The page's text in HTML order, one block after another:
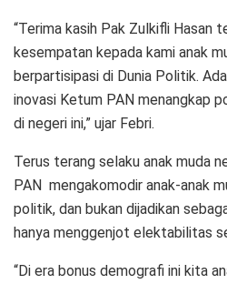
“Terima kasih Pak Zulkifli Hasan
kesempatan kepada kami anak
berpartisipasi di Dunia Politik.
inovasi Ketum PAN menangkap
di negeri ini,” ujar Febri.
Terus terang selaku anak muda
PAN mengakomodir anak-anak
politik, dan bukan dijadikan
hanya menggenjot elektabilitas
“Di era bonus demografi ini kita